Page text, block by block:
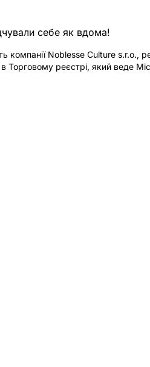
себе як вдома!
компанії Noblesse Culture s.r.o.,
Торговому реєстрі, який веде